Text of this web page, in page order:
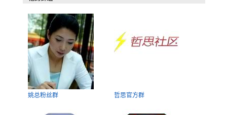
姚总粉丝群 哲思官方群